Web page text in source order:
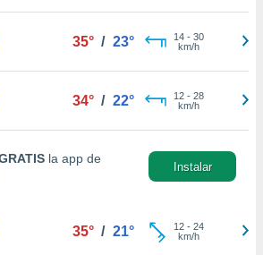
35° / 23° 14- 30
km/h
34° / 22° 12- 28
km/h
la app de
Instalar
35° / 21° 12- 24
km/h